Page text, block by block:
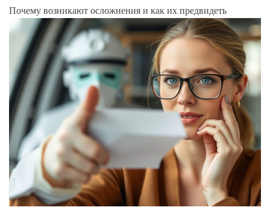
Почему возникают осложнения и как их предвидеть